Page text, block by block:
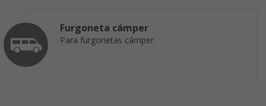
Furgoneta cámper
Para furgonetas cámper.